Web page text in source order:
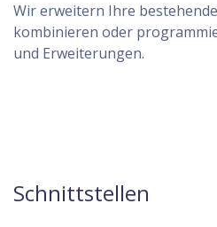
Wir erweitern Ihre
kombinieren oder
und Erweiterungen.
Schnittstellen